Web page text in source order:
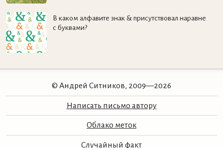
В каком алфавите знак & присутствовал наравне
с буквами?
© Андрей Ситников, 2009—2026
Написать письмо автору
Облако меток
Случайный факт